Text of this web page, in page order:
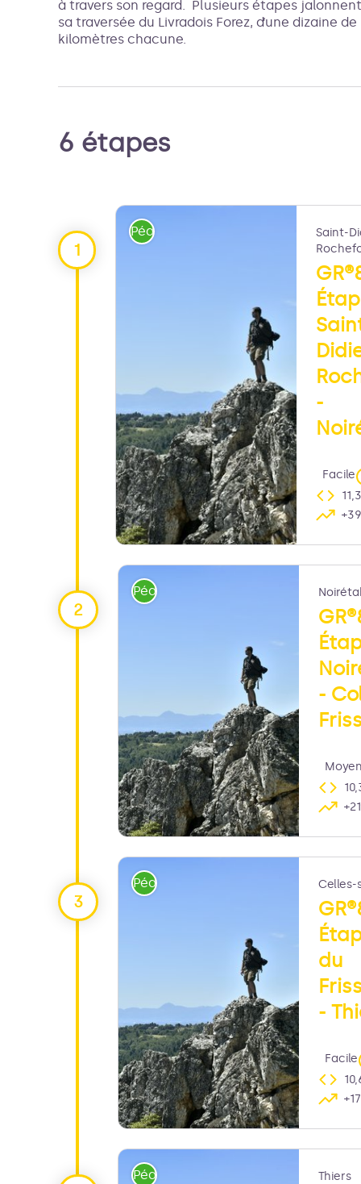
à travers son regard. Plusieurs étapes jalonnent
sa traversée du Livradois Forez, d’une dizaine de
kilomètres chacune.
6 étapes
Pédestre
Saint-
-
Facile
Pédestre
-
Moyen
Pédestre Celles-
du
-
Facile
Pédestre Thiers